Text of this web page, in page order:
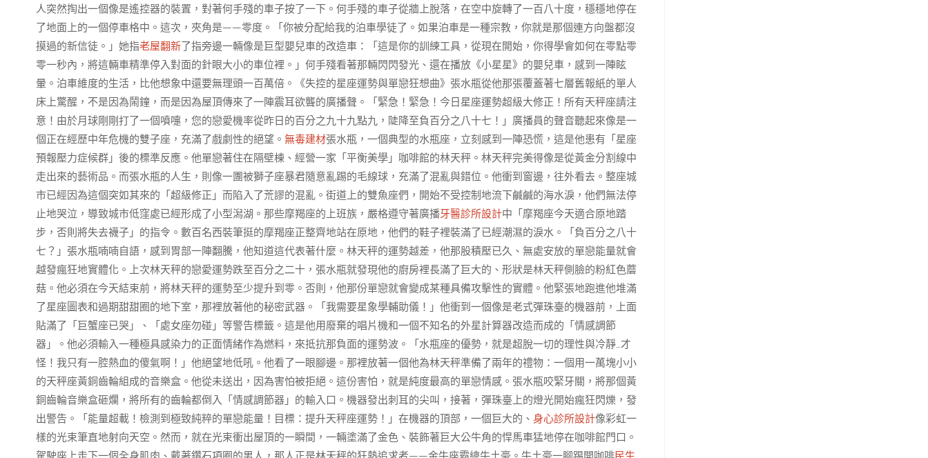
人突然掏出一個像是遙控器的裝置，對著何手殘的車子按了一下。何手殘的車子從牆上脫落，在空中旋轉了一百八十度，穩穩地停在
了地面上的一個停車格中。這次，夾角是——零度。「你被分配給我的泊車學徒了。如果泊車是一種宗教，你就是那個連方向盤都沒
摸過的新信徒。」她指老屋翻新了指旁邊一輛像是巨型嬰兒車的改造車：「這是你的訓練工具，從現在開始，你得學會如何在零點零
零一秒內，將這輛車精準停入對面的針眼大小的車位裡。」何手殘看著那輛閃閃發光、還在播放《小星星》的嬰兒車，感到一陣眩
暈。泊車維度的生活，比他想象中還要無理頭一百萬倍。《失控的星座運勢與單戀狂想曲》張水瓶從他那張覆蓋著七層舊報紙的單人
床上驚醒，不是因為鬧鐘，而是因為屋頂傳來了一陣震耳欲聾的廣播聲。「緊急！緊急！今日星座運勢超級大修正！所有天秤座請注
意！由於月球剛剛打了一個噴嚏，您的戀愛機率從昨日的百分之九十九點九，陡降至負百分之八十七！」廣播員的聲音聽起來像是一
個正在經歷中年危機的雙子座，充滿了戲劇性的絕望。 無毒建材張水瓶，一個典型的水瓶座，立刻感到一陣恐慌，這是他患有「星座
預報壓力症候群」後的標準反應。他單戀著住在隔壁棟、經營一家「平衡美學」咖啡館的林天秤。林天秤完美得像是從黃金分割線中
走出來的藝術品。而張水瓶的人生，則像一團被獅子座暴君隨意亂踢的毛線球，充滿了混亂與錯位。他衝到窗邊，往外看去。整座城
市已經因為這個突如其來的「超級修正」而陷入了荒謬的混亂。街道上的雙魚座們，開始不受控制地流下鹹鹹的海水淚，他們無法停
止地哭泣，導致城市低窪處已經形成了小型潟湖。那些摩羯座的上班族，嚴格遵守著廣播牙醫診所設計中「摩羯座今天適合原地踏
步，否則將失去襪子」的指令。數百名西裝筆挺的摩羯座正整齊地站在原地，他們的鞋子裡裝滿了已經潮濕的淚水。「負百分之八十
七？」張水瓶喃喃自語，感到胃部一陣翻騰，他知道這代表著什麼。林天秤的運勢越差，他那股積壓已久、無處安放的單戀能量就會
越發瘋狂地實體化。上次林天秤的戀愛運勢跌至百分之二十，張水瓶就發現他的廚房裡長滿了巨大的、形狀是林天秤側臉的粉紅色蘑
菇。他必須在今天結束前，將林天秤的運勢至少提升到零。否則，他那份單戀就會變成某種具備攻擊性的實體。他緊張地跑進他堆滿
了星座圖表和過期甜甜圈的地下室，那裡放著他的秘密武器。「我需要星象學輔助儀！」他衝到一個像是老式彈珠臺的機器前，上面
貼滿了「巨蟹座已哭」、「處女座勿碰」等警告標籤。這是他用廢棄的唱片機和一個不知名的外星計算器改造而成的「情感調節
器」。他必須輸入一種極具感染力的正面情緒作為燃料，來抵抗那負面的運勢波。「水瓶座的優勢，就是超脫一切的理性與冷靜…才
怪！我只有一腔熱血的傻氣啊！」他絕望地低吼。他看了一眼腳邊。那裡放著一個他為林天秤準備了兩年的禮物：一個用一萬塊小小
的天秤座黃銅齒輪組成的音樂盒。他從未送出，因為害怕被拒絕。這份害怕，就是純度最高的單戀情感。張水瓶咬緊牙關，將那個黃
銅齒輪音樂盒砸爛，將所有的齒輪都倒入「情感調節器」的輸入口。機器發出刺耳的尖叫，接著，彈珠臺上的燈光開始瘋狂閃爍，發
出警告。「能量超載！檢測到極致純粹的單戀能量！目標：提升天秤座運勢！」在機器的頂部，一個巨大的、 身心診所設計像彩虹一
樣的光束筆直地射向天空。然而，就在光束衝出屋頂的一瞬間，一輛塗滿了金色、裝飾著巨大公牛角的悍馬車猛地停在咖啡館門口。